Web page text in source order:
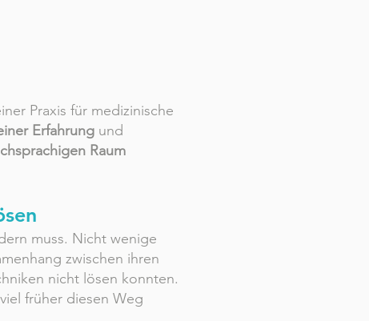
Praxis für medizinische
Erfahrung und
Raum
muss. Nicht wenige
zwischen ihren
nicht lösen konnten.
früher diesen Weg